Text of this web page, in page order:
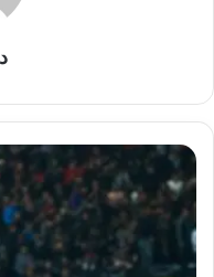
الأهلي
يصعد
أزمته
مع
الحكم
السنغالي